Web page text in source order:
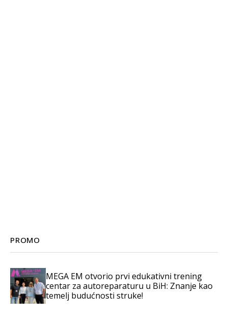
PROMO
MEGA EM otvorio prvi edukativni trening
centar za autoreparaturu u BiH: Znanje kao
temelj budućnosti struke!